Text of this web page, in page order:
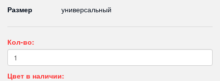
Размер
универсальный
Кол-во:
Цвет в наличии: